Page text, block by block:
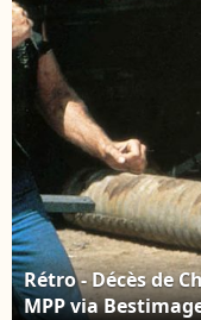
Rétro - Décès de
MPP via